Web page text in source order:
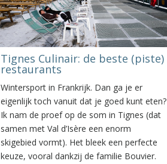
Tignes Culinair: de beste (piste)
restaurants
Wintersport in Frankrijk. Dan ga je er
eigenlijk toch vanuit dat je goed kunt eten?
Ik nam de proef op de som in Tignes (dat
samen met Val d’Isère een enorm
skigebied vormt). Het bleek een perfecte
keuze, vooral dankzij de familie Bouvier.